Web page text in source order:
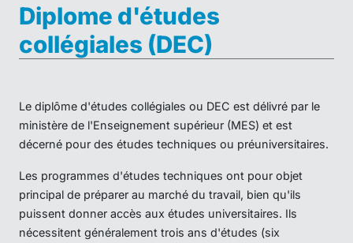
Diplome d'études
collégiales (DEC)
Le diplôme d'études collégiales ou DEC est délivré par le
ministère de l'Enseignement supérieur (MES) et est
décerné pour des études techniques ou préuniversitaires.
Les programmes d'études techniques ont pour objet
principal de préparer au marché du travail, bien qu'ils
puissent donner accès aux études universitaires. Ils
nécessitent généralement trois ans d'études (six